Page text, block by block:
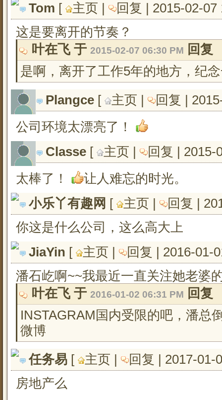
Tom [ 主页 | 回复 | 2015-02-07
这是要离开的节奏？
叶在飞 于 2015-02-07 06:30 PM
回复
是啊，离开了工作5年的地方，纪
Plangce [ 主页 | 回复 |
公司环境太漂亮了！
Classe [ 主页 | 回复 | 2015-
太棒了！
让人难忘的时光。
小乐丫有趣网 [ 主页 | 回复 |
你这是什么公司，这么高大上
JiaYin [ 主页 | 回复 | 2016-01-
潘石屹啊~~我最近一直关注她老婆
叶在飞 于 2016-01-02 06:31 PM
回复
INSTAGRAM国内受限的吧，潘总
微博
任务易 [ 主页 | 回复 | 2017-01-
房地产么